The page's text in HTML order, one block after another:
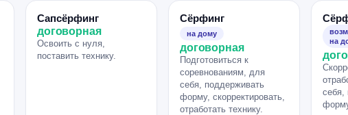
Сапсёрфинг
договорная
Освоить с нуля,
поставить технику.
Сёрфинг
на дому
договорная
Подготовиться к
соревнованиям, для
себя, поддерживать
форму, скорректировать,
отработать технику.
на
себя,